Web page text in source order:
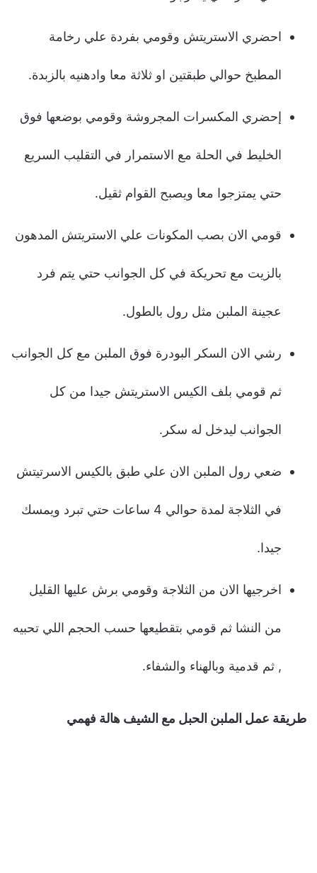
احضري الاستريتش وقومي بفردة علي رخامة
المطبخ حوالي طبقتين او ثلاثة معا وادهنيه بالزبدة.
إحضري المكسرات المجروشة وقومي بوضعها فوق
الخليط في الحلة مع الاستمرار في التقليب السريع
حتي يمتزجوا معا ويصبح القوام ثقيل.
قومي الان بصب المكونات علي الاستريتش المدهون
بالزيت مع تحريكة في كل الجوانب حتي يتم فرد
عجينة الملبن مثل رول بالطول.
رشي الان السكر البودرة فوق الملبن مع كل الجوانب
ثم قومي بلف الكيس الاستريتش جيدا من كل
الجوانب ليدخل له سكر.
ضعي رول الملبن الان علي طبق بالكيس الاسرتيتش
في الثلاجة لمدة حوالي 4 ساعات حتي تبرد ويمسك
جيدا.
اخرجيها الان من الثلاجة وقومي برش عليها القليل
من النشا ثم قومي بتقطيعها حسب الحجم اللي تحبيه
, ثم قدمية وبالهناء والشفاء.
طريقة عمل الملبن الحبل مع الشيف هالة فهمي